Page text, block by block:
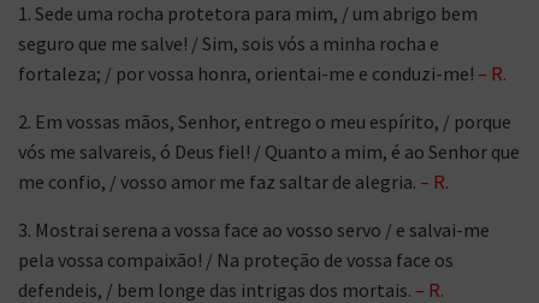
1. Sede uma rocha protetora para mim, / um abrigo bem
seguro que me salve! / Sim, sois vós a minha rocha e
fortaleza; / por vossa honra, orientai-me e conduzi-me! – R.
2. Em vossas mãos, Senhor, entrego o meu espírito, / porque
vós me salvareis, ó Deus fiel! / Quanto a mim, é ao Senhor que
me confio, / vosso amor me faz saltar de alegria. – R.
3. Mostrai serena a vossa face ao vosso servo / e salvai-me
pela vossa compaixão! / Na proteção de vossa face os
defendeis, / bem longe das intrigas dos mortais. – R.